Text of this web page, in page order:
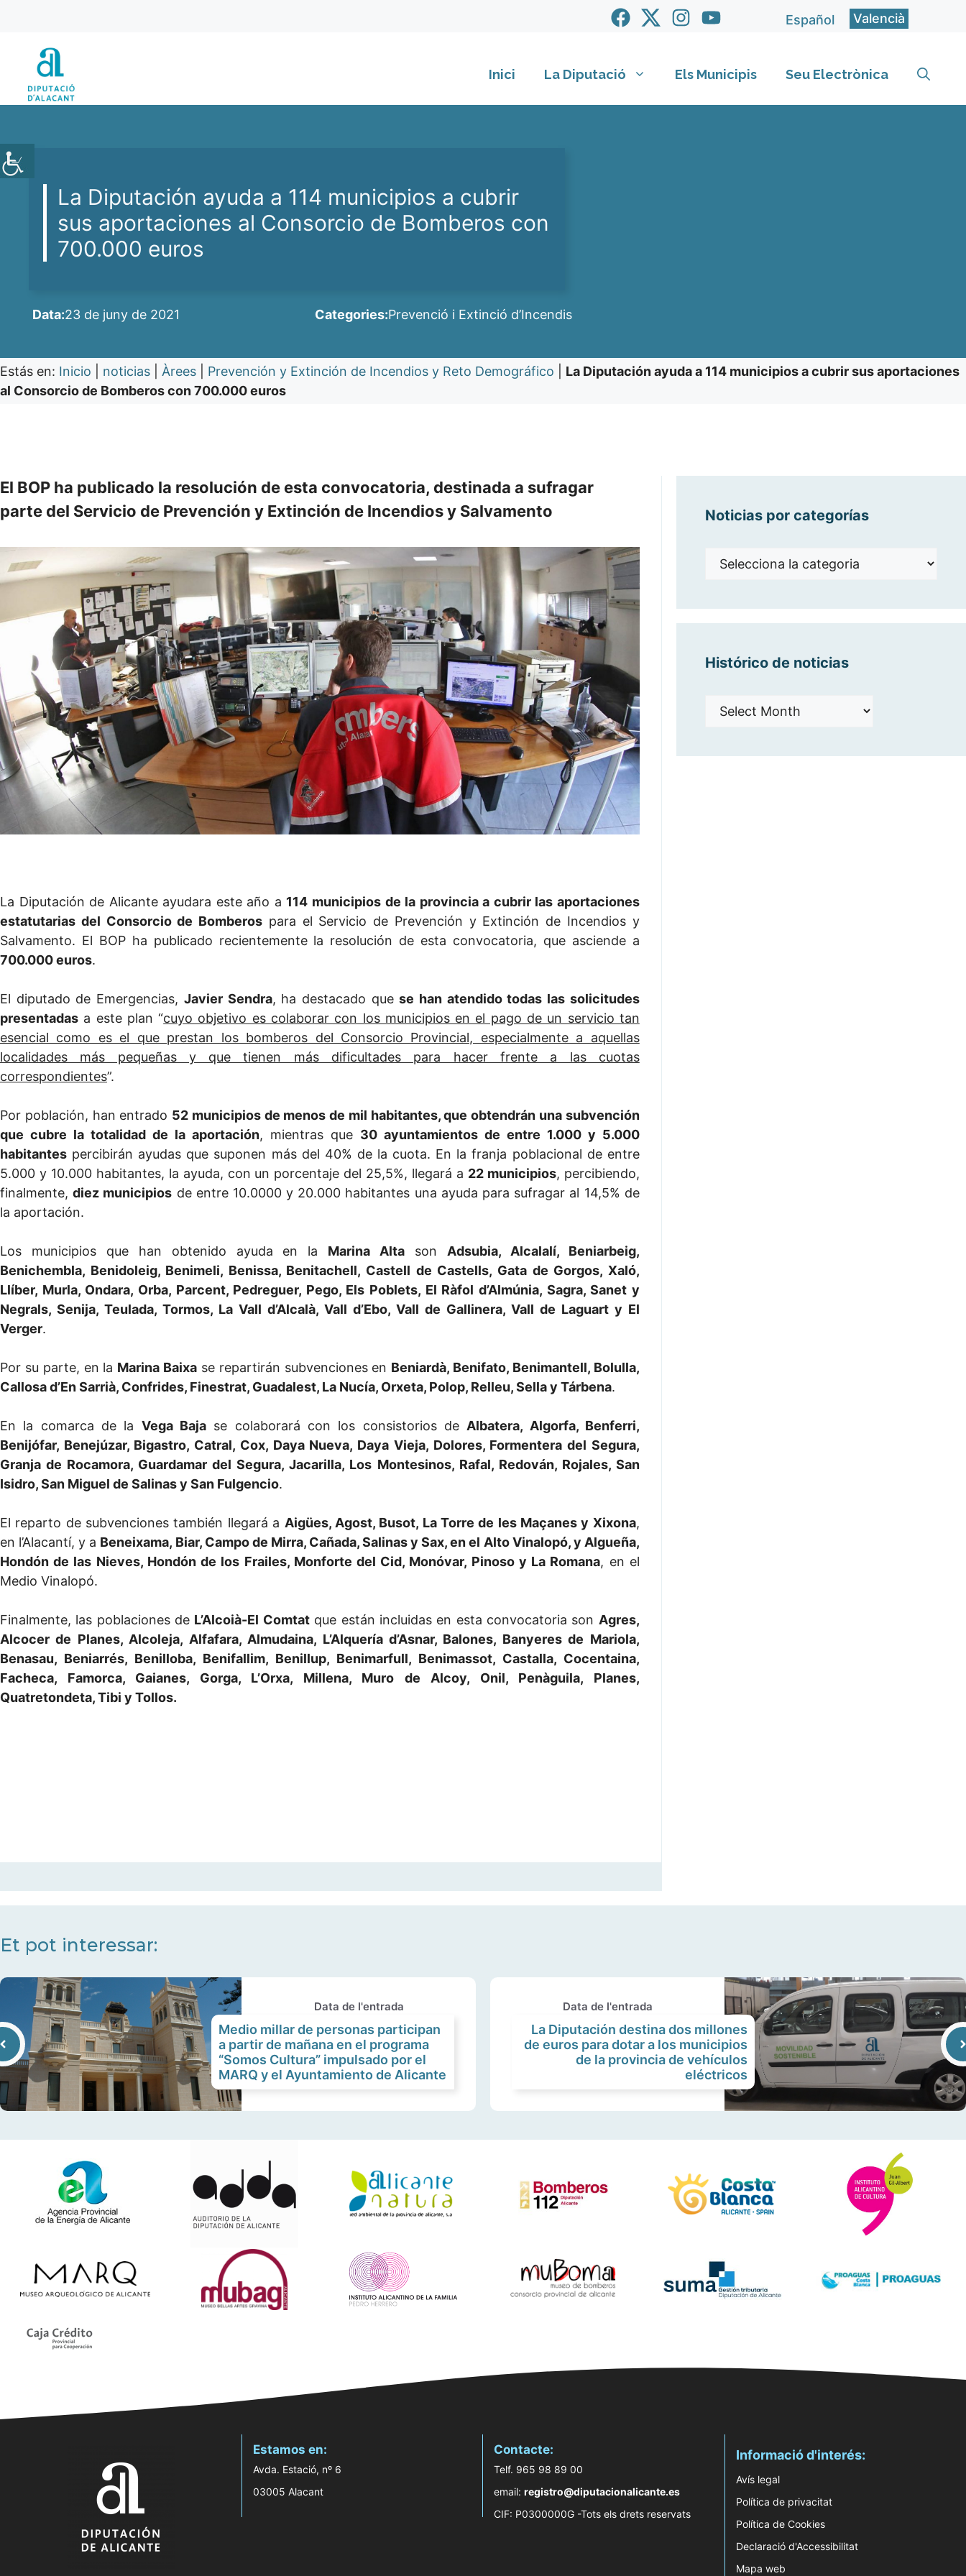
contingut
Español Valencià
Inici La Diputació Els Municipis Seu Electrònica
La Diputación ayuda a 114 municipios a cubrir
sus aportaciones al Consorcio de Bomberos con
700.000 euros
Data:23 de juny de 2021 Categories:Prevenció i Extinció d’Incendis
Estás en: Inicio noticias Àrees Prevención y Extinción de Incendios y Reto Demográfico
La Diputación ayuda a 114 municipios a cubrir sus aportaciones
al Consorcio de Bomberos con 700.000 euros
El BOP ha publicado la resolución de esta convocatoria, destinada a sufragar
parte del Servicio de Prevención y Extinción de Incendios y Salvamento
La Diputación de Alicante ayudara este año a 114 municipios de la provincia a cubrir las aportaciones
estatutarias del Consorcio de Bomberos para el Servicio de Prevención y Extinción de Incendios y
Salvamento. El BOP ha publicado recientemente la resolución de esta convocatoria, que asciende a
700.000 euros.
El diputado de Emergencias, Javier Sendra, ha destacado quese han atendido todas las solicitudes
presentadas a este plan “cuyo objetivo es colaborar con los municipios en el pago de un servicio tan
esencial como es el que prestan los bomberos del Consorcio Provincial, especialmente a aquellas
localidades más pequeñas y que tienen más dificultades para hacer frente a las cuotas
correspondientes”.
Por población, han entrado 52 municipios de menos de mil habitantes, que obtendrán una subvención
que cubre la totalidad de la aportación, mientras que 30 ayuntamientos de entre 1.000 y 5.000
habitantes percibirán ayudas que suponen más del 40% de la cuota. En la franja poblacional de entre
5.000 y 10.000 habitantes, la ayuda, con un porcentaje del 25,5%, llegará a 22 municipios, percibiendo,
finalmente,diez municipios de entre 10.0000 y 20.000 habitantes una ayuda para sufragar al 14,5% de
la aportación.
Los municipios que han obtenido ayuda en la Marina Alta son Adsubia, Alcalalí, Beniarbeig,
Benichembla, Benidoleig, Benimeli, Benissa, Benitachell, Castell de Castells, Gata de Gorgos, Xaló,
Llíber, Murla, Ondara, Orba, Parcent, Pedreguer, Pego, Els Poblets, El Ràfol d’Almúnia, Sagra, Sanet y
Negrals, Senija, Teulada, Tormos, La Vall d’Alcalà, Vall d’Ebo, Vall de Gallinera, Vall de Laguart y El
Verger.
Por su parte, en la Marina Baixa se repartirán subvenciones en Beniardà, Benifato, Benimantell, Bolulla,
Callosa d’En Sarrià, Confrides, Finestrat, Guadalest, La Nucía, Orxeta, Polop, Relleu, Sella y Tárbena.
En la comarca de la Vega Bajase colaborará con los consistorios de Albatera, Algorfa, Benferri,
Benijófar, Benejúzar, Bigastro, Catral, Cox, Daya Nueva, Daya Vieja, Dolores, Formentera del Segura,
Granja de Rocamora, Guardamar del Segura, Jacarilla, Los Montesinos, Rafal, Redován, Rojales, San
Isidro, San Miguel de Salinas y San Fulgencio.
El reparto de subvenciones también llegará a Aigües, Agost, Busot, La Torre de les Maçanes y Xixona,
en l’Alacantí, y a Beneixama, Biar, Campo de Mirra, Cañada, Salinas y Sax, en el Alto Vinalopó, y Algueña,
Hondón de las Nieves, Hondón de los Frailes, Monforte del Cid, Monóvar, Pinoso y La Romana, en el
Medio Vinalopó.
Finalmente, las poblaciones de L’Alcoià-El Comtatque están incluidas en esta convocatoria son Agres,
Alcocer de Planes, Alcoleja, Alfafara, Almudaina, L’Alquería d’Asnar, Balones, Banyeres de Mariola,
Benasau, Beniarrés, Benilloba, Benifallim, Benillup, Benimarfull, Benimassot, Castalla, Cocentaina,
Facheca, Famorca, Gaianes, Gorga, L’Orxa, Millena, Muro de Alcoy, Onil, Penàguila, Planes,
Quatretondeta, Tibi y Tollos.
Noticias por categorías
Noticias
Histórico de noticias
Histórico
Et pot interessar:
Data de l'entrada
Medio millar de personas participan
a partir de mañana en el programa
“Somos Cultura” impulsado por el
MARQ y el Ayuntamiento de Alicante
Data de l'entrada
La Diputación destina dos millones
de euros para dotar a los municipios
de la provincia de vehículos
eléctricos
Estamos en:
Avda. Estació, nº 6
03005 Alacant
Contacte:
Telf. 965 98 89 00
email: registro@diputacionalicante.es
CIF: P0300000G -Tots els drets reservats
Informació d'interés:
Avís legal
Política de privacitat
Política de Cookies
Declaració d'Accessibilitat
Mapa web